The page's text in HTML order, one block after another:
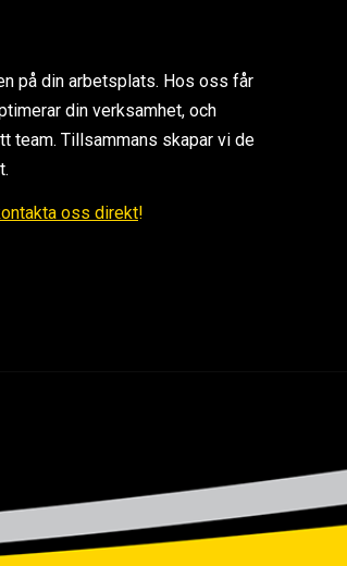
på din arbetsplats. Hos oss får
din verksamhet, och
team. Tillsammans skapar vi de
oss direkt!